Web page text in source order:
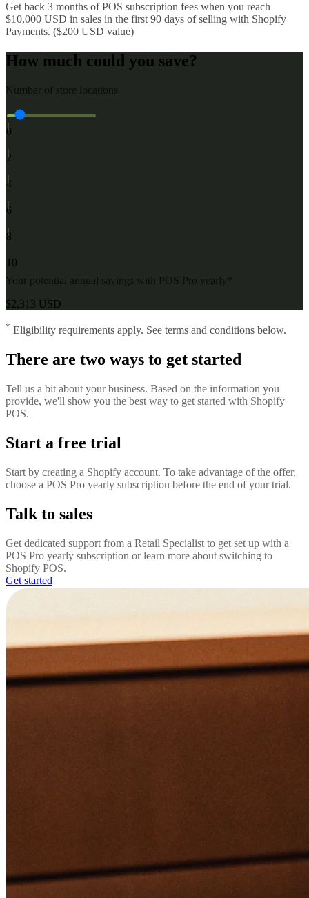
Get back 3 months of POS subscription fees when you reach
$10,000 USD in sales in the first 90 days of selling with Shopify
Payments. ($200 USD value)
How much could you save?
Number of store locations
0
1
2
3
4
5
67
89
10
Your potential annual savings with POS Pro yearly*
$2,313 USD
* Eligibility requirements apply. See terms and conditions below.
There are two ways to get started
Tell us a bit about your business. Based on the information you
provide, we'll show you the best way to get started with Shopify
POS.
Start a free trial
Start by creating a Shopify account. To take advantage of the offer,
choose a POS Pro yearly subscription before the end of your trial.
Talk to sales
Get dedicated support from a Retail Specialist to get set up with a
POS Pro yearly subscription or learn more about switching to
Shopify POS.
Get started